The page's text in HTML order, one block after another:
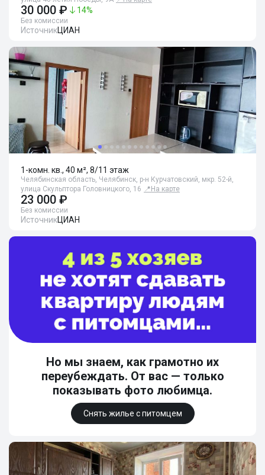
30 000 ₽ 14%
Без комиссии
ИсточникЦИАН
1-комн. кв., 40 м², 8/11 этаж
Челябинская область, Челябинск, р-н Курчатовский, мкр. 52-й,
улица Скульптора Головницкого, 16 📍 На карте
23 000 ₽
Без комиссии
ИсточникЦИАН
Но мы знаем, как грамотно их
переубеждать. От вас — только
показывать фото любимца.
Снять жилье с питомцем